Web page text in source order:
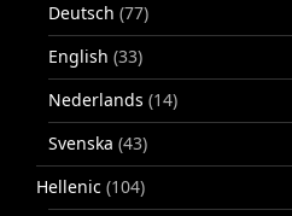
Deutsch (77)
English (33)
Nederlands (14)
Svenska (43)
Hellenic (104)